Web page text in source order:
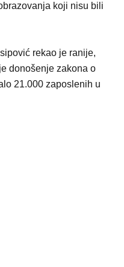
koji nisu bili
rekao je ranije,
donošenje zakona o
21.000 zaposlenih u